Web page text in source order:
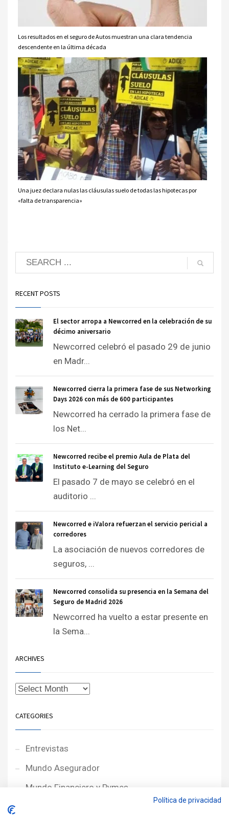
Los resultados en el seguro de Autos muestran una clara tendencia
descendente en la última década
Una juez declara nulas las cláusulas suelo de todas las hipotecas por
«falta de transparencia»
RECENT POSTS
El sector arropa a Newcorred en la celebración de su
décimo aniversario
Newcorred celebró el pasado 29 de junio
en Madr...
Newcorred cierra la primera fase de sus Networking
Days 2026 con más de 600 participantes
Newcorred ha cerrado la primera fase de
los Net...
Newcorred recibe el premio Aula de Plata del
Instituto e-Learning del Seguro
El pasado 7 de mayo se celebró en el
auditorio ...
Newcorred e iValora refuerzan el servicio pericial a
corredores
La asociación de nuevos corredores de
seguros, ...
Newcorred consolida su presencia en la Semana del
Seguro de Madrid 2026
Newcorred ha vuelto a estar presente en
la Sema...
ARCHIVES
CATEGORIES
Entrevistas
Mundo Asegurador
Mundo Financiero y Pymes
Política de privacidad